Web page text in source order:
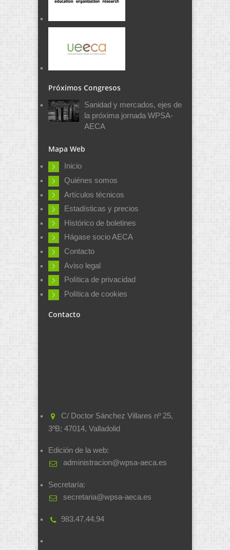
Próximos Congresos
Sanidad y mercados, ejes de
la próxima jornada WPSA-
AECA
Mapa Web
Inicio
Quiénes somos
Artículos técnicos
Estadísticas y precios
Histórico de boletines
Hágase socio AECA
Contacto
Aviso legal
Política de privacidad
Política de cookies
Contacto
C/ Doctor Sánchez Villares nº 25,
3ºB; 47014, Valladolid
Edición de la web:
administracion@wpsa-aeca.es
Secretaría:
secretaria@wpsa-aeca.es
983.47.44.94